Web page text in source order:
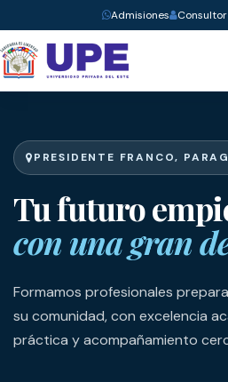
Admisiones
PRESIDENTE FRANCO,
Tu futuro
con una gran
Formamos profesionales
su comunidad, con excelencia
práctica y acompañamiento